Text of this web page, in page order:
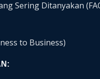
Sering Ditanyakan
to Business)